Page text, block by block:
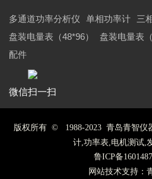
多通道功率分析仪 单相功率计 三
盘装电量表（48*96）
盘装电量表（
配件
微信扫一扫
版权所有 © 1988-2023 青岛青智仪
计,功率表,电机测试,
鲁ICP备
网站技术支持：青